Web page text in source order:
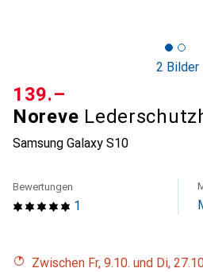
2 Bilder
Noreve
Samsung Galaxy S10
CHF
139.–
1
Bewertungen
Zwischen Fr, 9.10. und Di,